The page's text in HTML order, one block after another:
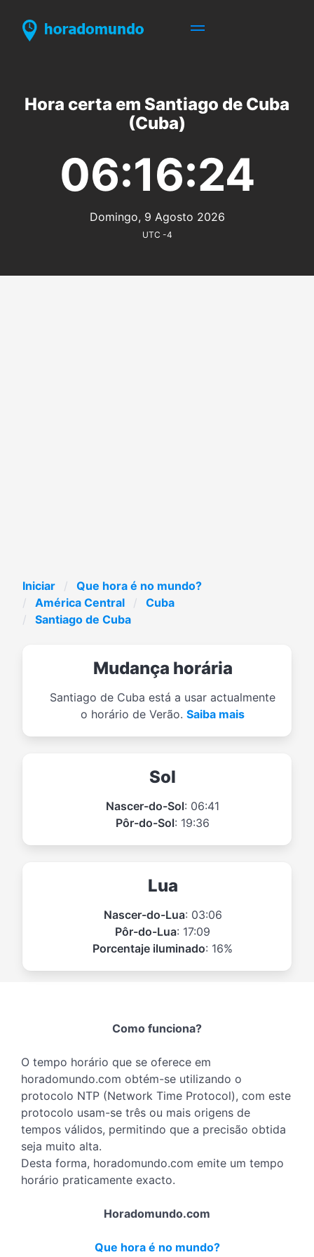
Hora certa em Santiago de Cuba
(Cuba)
06:16:24
Domingo, 9 Agosto 2026
UTC -4
Iniciar
Que hora é no mundo?
América Central
Cuba
Santiago de Cuba
Mudança horária
Santiago de Cuba está a usar actualmente
o horário de Verão. Saiba mais
Sol
Nascer-do-Sol: 06:41
Pôr-do-Sol: 19:36
Lua
Nascer-do-Lua: 03:06
Pôr-do-Lua: 17:09
Porcentaje iluminado: 16%
Como funciona?
O tempo horário que se oferece em
horadomundo.com obtém-se utilizando o
protocolo NTP (Network Time Protocol), com este
protocolo usam-se três ou mais origens de
tempos válidos, permitindo que a precisão obtida
seja muito alta.
Desta forma, horadomundo.com emite um tempo
horário praticamente exacto.
Horadomundo.com
Que hora é no mundo?